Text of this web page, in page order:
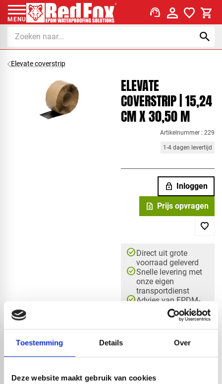
Toestemming Details Over
Deze website maakt gebruik van cookies
MENU support_agent
Elevate coverstrip
ELEVATE
COVERSTRIP | 15,24
CM X 30,50 M
Artikelnummer : 229
1-4 dagen levertijd
lock Inloggen
request_quote Prijs opvragen
check_circleDirect uit grote
voorraad geleverd
check_circleSnelle levering met
onze eigen
transportdienst
check_circleAdvies van EPDM-
experts op ma-vrij
van 7.30 - 17.00
check_circleContinuïteit in
voorraad en kwaliteit